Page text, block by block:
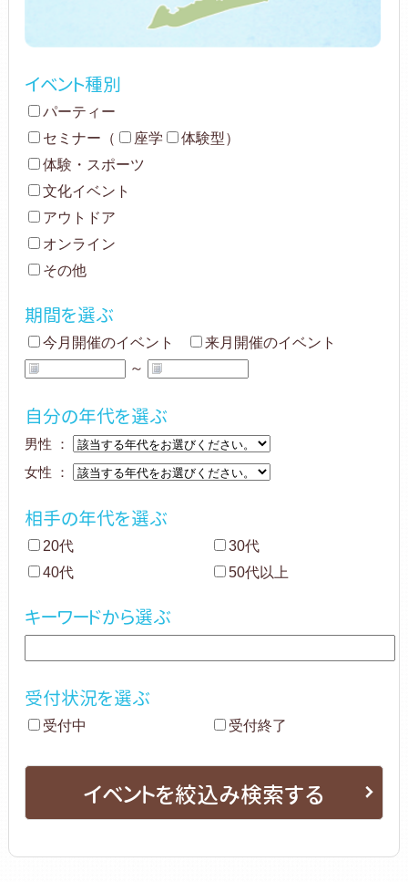
イベント種別
パーティー
セミナー （ 座学 体験型）
体験・スポーツ
文化イベント
アウトドア
オンライン
その他
期間を選ぶ
今月開催のイベント
来月開催のイベント
～
自分の年代を選ぶ
男性 ：
女性 ：
相手の年代を選ぶ
20代
30代
40代
50代以上
キーワードから選ぶ
受付状況を選ぶ
受付中 受付終了
イベントを絞込み検索する